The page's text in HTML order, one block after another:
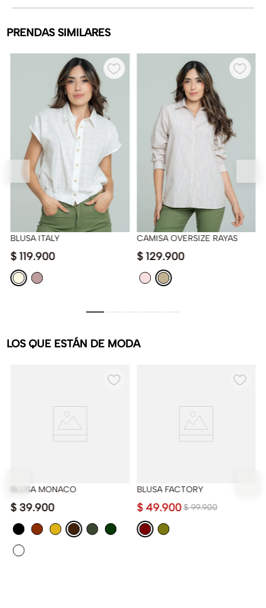
PRENDAS SIMILARES
BLUSA ITALY
$ 119.900
CAMISA OVERSIZE RAYAS
$ 129.900
LOS QUE ESTÁN DE MODA
BLUSA MONACO
$ 39.900
BLUSA FACTORY
$ 99.900
$ 49.900